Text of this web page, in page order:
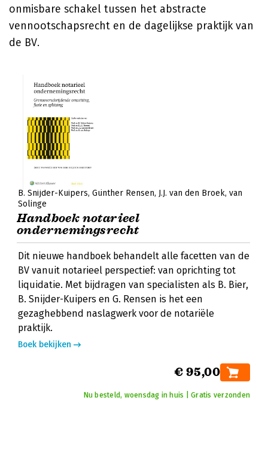
onmisbare schakel tussen het abstracte
vennootschapsrecht en de dagelijkse praktijk van
de BV.
B. Snijder-Kuipers Günther Rensen J.J. van den Broek van
Solinge
Handboek notarieel
ondernemingsrecht
Dit nieuwe handboek behandelt alle facetten van de
BV vanuit notarieel perspectief: van oprichting tot
liquidatie. Met bijdragen van specialisten als B. Bier,
B. Snijder-Kuipers en G. Rensen is het een
gezaghebbend naslagwerk voor de notariële
praktijk.
Boek bekijken
€ 95,00
Nu besteld, woensdag in huis | Gratis verzonden